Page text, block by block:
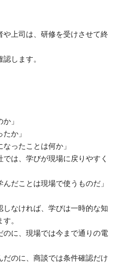
や上司は、研修を受けさせて終
します。
」
か」
なったことは何か」
は、学びが現場に戻りやすく
だことは現場で使うものだ」
しなければ、学びは一時的な知
。
のに、現場では今まで通りの電
だのに、商談では条件確認だけ